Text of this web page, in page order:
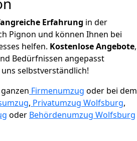
Erfahrung in der
Pignon und können Ihnen bei
helfen. Kostenlose Angebote,
Bedürfnissen angepasst
selbstverständlich!
Firmenumzug oder bei dem
, Privatumzug Wolfsburg,
oder Behördenumzug Wolfsburg